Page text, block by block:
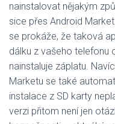
nainstalovat nějakým
sice přes Android
se prokáže, že taková
dálku z vašeho telefonu
nainstaluje záplatu.
Marketu se také
instalace z SD karty
verzi přitom není jen